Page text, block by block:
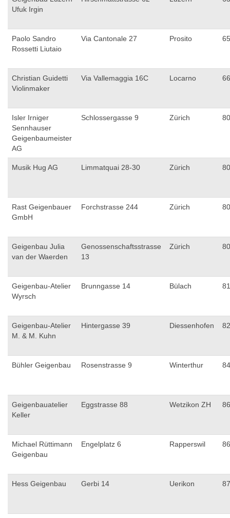
Ufuk Irgin
Paolo Sandro
Rossetti Liutaio
Via Cantonale 27 Prosito
Christian Guidetti
Violinmaker
Via Vallemaggia 16C Locarno
Isler Irniger
Sennhauser
Geigenbaumeister
AG
Schlossergasse 9 Zürich
Musik Hug AG Limmatquai 28-30 Zürich
Rast Geigenbauer
GmbH
Forchstrasse 244 Zürich
Geigenbau Julia
van der Waerden
Genossenschaftsstrasse
13
Zürich
Geigenbau-Atelier
Wyrsch
Brunngasse 14 Bülach
Geigenbau-Atelier
M. & M. Kuhn
Hintergasse 39 Diessenhofen
Bühler Geigenbau Rosenstrasse 9 Winterthur
Geigenbauatelier
Keller
Eggstrasse 88 Wetzikon ZH
Michael Rüttimann
Geigenbau
Engelplatz 6 Rapperswil
Hess Geigenbau Gerbi 14 Uerikon